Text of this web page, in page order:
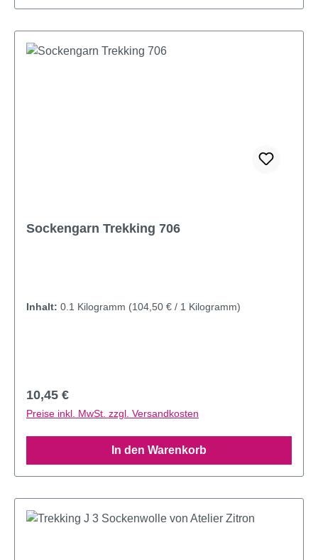
Sockengarn Trekking 706
Inhalt: 0.1 Kilogramm (104,50 € / 1 Kilogramm)
Regulärer Preis:
10,45 €
Preise inkl. MwSt. zzgl. Versandkosten
In den Warenkorb